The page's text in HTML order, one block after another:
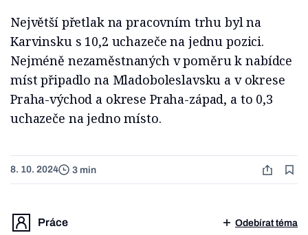
Největší přetlak na pracovním trhu byl na
Karvinsku s 10,2 uchazeče na jednu pozici.
Nejméně nezaměstnaných v poměru k nabídce
míst připadlo na Mladoboleslavsku a v okrese
Praha-východ a okrese Praha-západ, a to 0,3
uchazeče na jedno místo.
8. 10. 2024 3 min
Práce Odebírat téma